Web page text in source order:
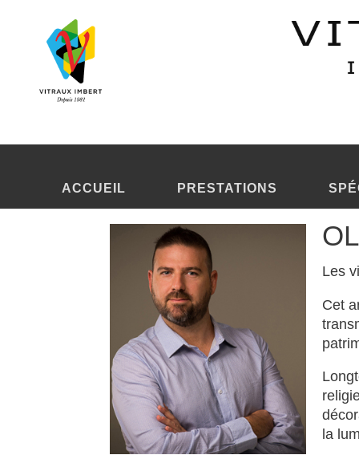
Atelier vitraux
L'atelier vitraux Marseille Bouches du Rhône
atelier vitraux
L'atelier vitrail PACA Provence Alpes Côte d'Azur
crée ou rénove tous styles de vitraux anciens
Il est possible consulter un site internet en langue Anglaise
ACCUEIL PRESTATIONS
Les
Cet
la